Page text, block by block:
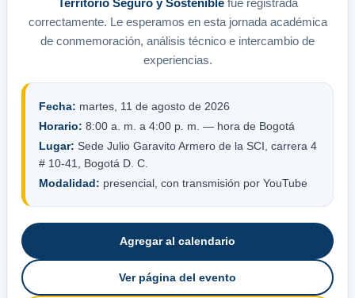
correctamente. Le esperamos en esta jornada académica
de conmemoración, análisis técnico e intercambio de
experiencias.
Fecha: martes, 11 de agosto de 2026
Horario: 8:00 a. m. a 4:00 p. m. — hora de Bogotá
Lugar: Sede Julio Garavito Armero de la SCI, carrera 4
# 10-41, Bogotá D. C.
Modalidad: presencial, con transmisión por YouTube
Agregar al calendario
Ver página del evento